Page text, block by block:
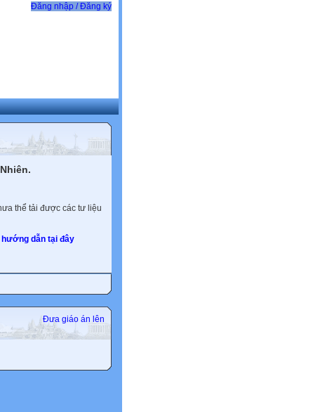
Đăng nhập / Đăng ký
thể tải được các tư liệu
dẫn tại đây
Đưa giáo án lên